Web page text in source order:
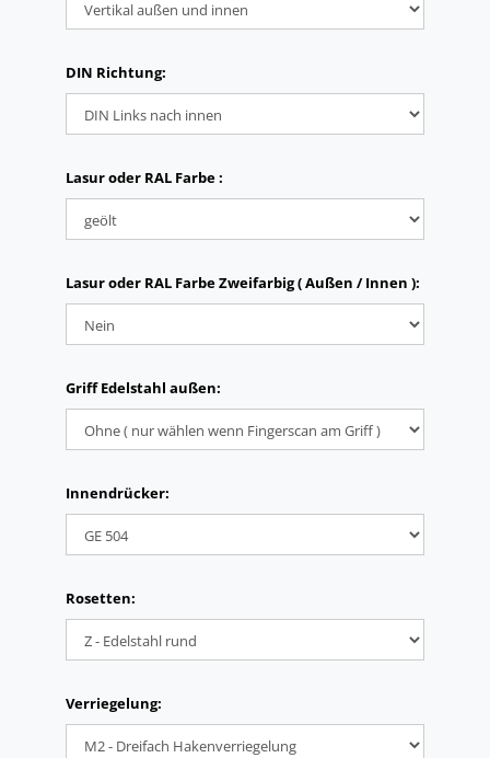
DIN Richtung:
Lasur oder RAL Farbe :
Lasur oder RAL Farbe Zweifarbig ( Außen / Innen ):
Griff Edelstahl außen:
Innendrücker:
Rosetten:
Verriegelung: